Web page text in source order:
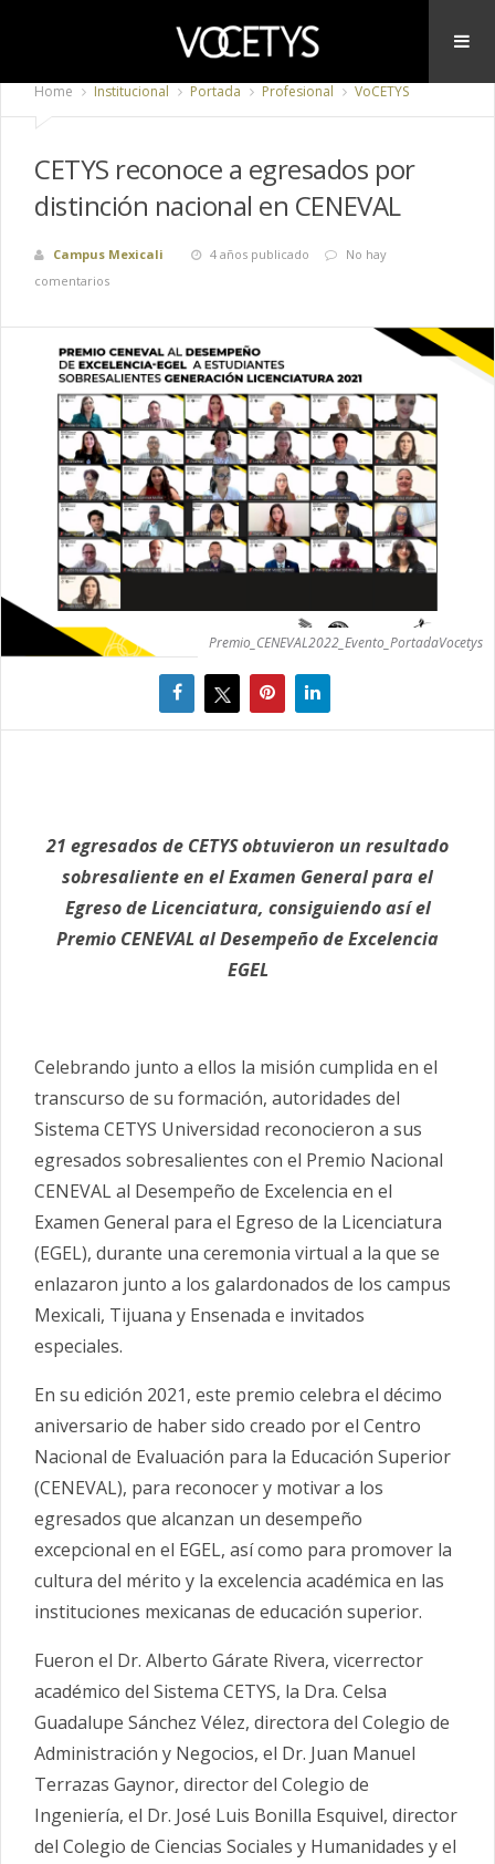
Home Institucional Portada Profesional VoCETYS
CETYS reconoce a egresados por
distinción nacional en CENEVAL
Campus Mexicali 4 años publicado
No hay
comentarios
Premio_CENEVAL2022_Evento_PortadaVocetys
21 egresados de CETYS obtuvieron un resultado
sobresaliente en el Examen General para el
Egreso de Licenciatura, consiguiendo así el
Premio CENEVAL al Desempeño de Excelencia
EGEL
Celebrando junto a ellos la misión cumplida en el
transcurso de su formación, autoridades del
Sistema CETYS Universidad reconocieron a sus
egresados sobresalientes con el Premio Nacional
CENEVAL al Desempeño de Excelencia en el
Examen General para el Egreso de la Licenciatura
(EGEL), durante una ceremonia virtual a la que se
enlazaron junto a los galardonados de los campus
Mexicali, Tijuana y Ensenada e invitados
especiales.
En su edición 2021, este premio celebra el décimo
aniversario de haber sido creado por el Centro
Nacional de Evaluación para la Educación Superior
(CENEVAL), para reconocer y motivar a los
egresados que alcanzan un desempeño
excepcional en el EGEL, así como para promover la
cultura del mérito y la excelencia académica en las
instituciones mexicanas de educación superior.
Fueron el Dr. Alberto Gárate Rivera, vicerrector
académico del Sistema CETYS, la Dra. Celsa
Guadalupe Sánchez Vélez, directora del Colegio de
Administración y Negocios, el Dr. Juan Manuel
Terrazas Gaynor, director del Colegio de
Ingeniería, el Dr. José Luis Bonilla Esquivel, director
del Colegio de Ciencias Sociales y Humanidades y el